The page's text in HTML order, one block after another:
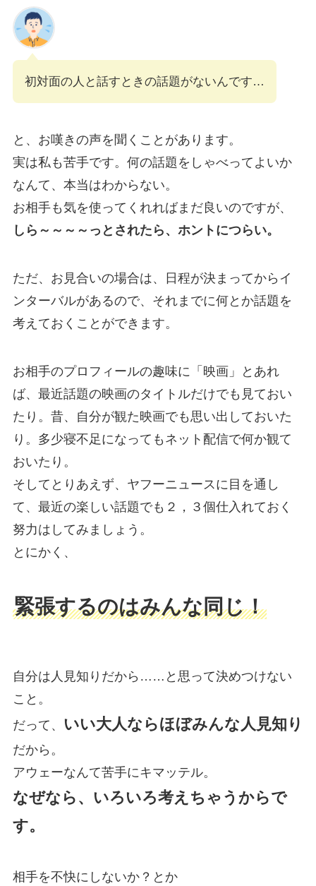
初対面の人と話すときの話題がないんです…
と、お嘆きの声を聞くことがあります。
実は私も苦手です。何の話題をしゃべってよいか
なんて、本当はわからない。
お相手も気を使ってくれればまだ良いのですが、
しら～～～～っとされたら、ホントにつらい。
ただ、お見合いの場合は、日程が決まってからイ
ンターバルがあるので、それまでに何とか話題を
考えておくことができます。
お相手のプロフィールの趣味に「映画」とあれ
ば、最近話題の映画のタイトルだけでも見ておい
たり。昔、自分が観た映画でも思い出しておいた
り。多少寝不足になってもネット配信で何か観て
おいたり。
そしてとりあえず、ヤフーニュースに目を通し
て、最近の楽しい話題でも２，３個仕入れておく
努力はしてみましょう。
とにかく、
緊張するのはみんな同じ！
自分は人見知りだから……と思って決めつけない
こと。
だって、
いい大人ならほぼみんな人見知り
だから。
アウェーなんて苦手にキマッテル。
なぜなら、いろいろ考えちゃうからで
す。
相手を不快にしないか？とか